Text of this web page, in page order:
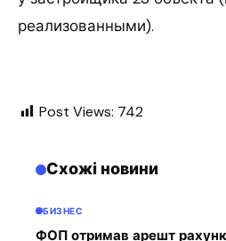
реализованными).
Post Views: 742
Схожі новини
БИЗНЕС
ФОП отримав арешт